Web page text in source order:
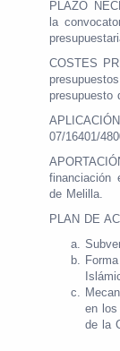
PLAZO
la
COSTES
presupuesto
07/16401/
financiación
de Melilla.
PLAN DE
en los
de la